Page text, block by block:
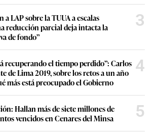
LAP sobre la TUUA a escalas
reducción parcial deja intacta la
de fondo”
3
recuperando el tiempo perdido”: Carlos
de Lima 2019, sobre los retos a un año
más está preocupado el Gobierno
4
Hallan más de siete millones de
vencidos en Cenares del Minsa
5